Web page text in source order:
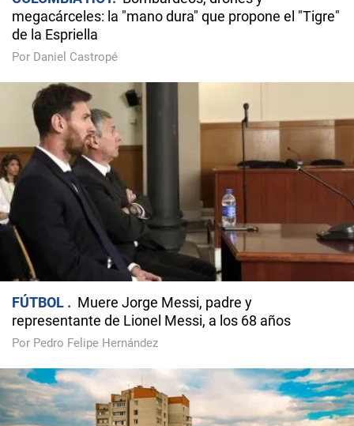
megacárceles: la "mano dura" que propone el "Tigre"
de la Espriella
Por Daniel Castropé
FÚTBOL
Muere Jorge Messi, padre y
representante de Lionel Messi, a los 68 años
Por Pedro Felipe Hernández